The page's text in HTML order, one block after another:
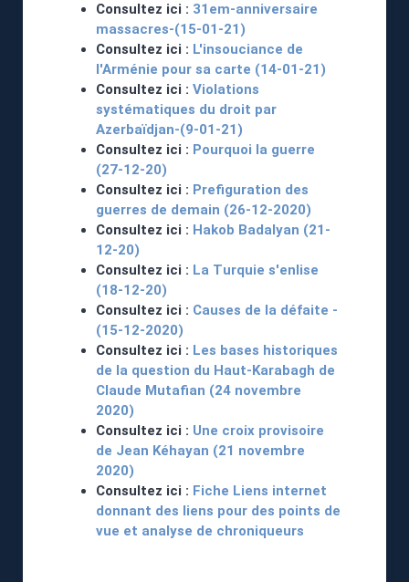
Consultez ici : 31em-anniversaire
massacres-(15-01-21)
Consultez ici : L'insouciance de
l'Arménie pour sa carte (14-01-21)
Consultez ici : Violations
systématiques du droit par
Azerbaïdjan-(9-01-21)
Consultez ici : Pourquoi la guerre
(27-12-20)
Consultez ici : Prefiguration des
guerres de demain (26-12-2020)
Consultez ici : Hakob Badalyan (21-
12-20)
Consultez ici : La Turquie s'enlise
(18-12-20)
Consultez ici : Causes de la défaite -
(15-12-2020)
Consultez ici : Les bases historiques
de la question du Haut-Karabagh de
Claude Mutafian (24 novembre
2020)
Consultez ici : Une croix provisoire
de Jean Kéhayan (21 novembre
2020)
Consultez ici : Fiche Liens internet
donnant des liens pour des points de
vue et analyse de chroniqueurs